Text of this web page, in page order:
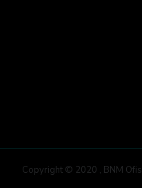
Copyright © 2020 , BNM Ofis,